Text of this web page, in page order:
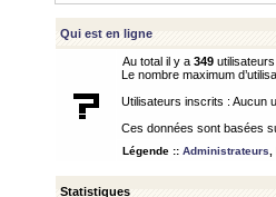
Qui est en ligne
Au total il y a 349
Le nombre maximum
Utilisateurs inscrits : Aucun
Ces données sont basées
Légende :: Administrateurs
Statistiques